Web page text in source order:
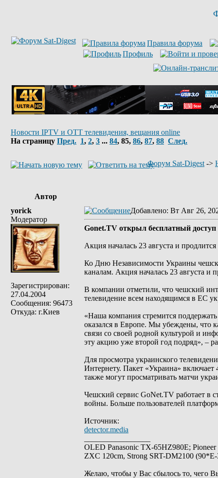
Правила форума
Профиль
Новости IPTV и OTT телевидения, вещания online
На страницу Пред. 1, 2, 3 ... 84, 85, 86, 87, 88 След.
Форум Sat-Digest ->
Автор
yorick
Модератор
Зарегистрирован:
27.04.2004
Сообщения: 96473
Откуда: г.Киев
Добавлено: Вт Авг 26,
Gonet.TV открыл бесплатный
Акция началась 23 августа и
Ко Дню Независимости Украины
каналам. Акция началась 23 августа и
В компании отметили, что чешский
телевидение всем находящимся в ЕС
«Наша компания стремится
оказался в Европе. Мы убеждены, что
связи со своей родной культурой и
эту акцию уже второй год подряд», –
Для просмотра украинского
Интернету. Пакет «Украина»
также могут просматривать матчи
Чешский сервис GoNet.TV работает в
войны. Больше пользователей
Источник:
detector.media
OLED Panasonic TX-65HZ980E;
ZXC 120cm, Strong SRT-DM2100
Желаю, чтобы у Вас сбылось то, чего